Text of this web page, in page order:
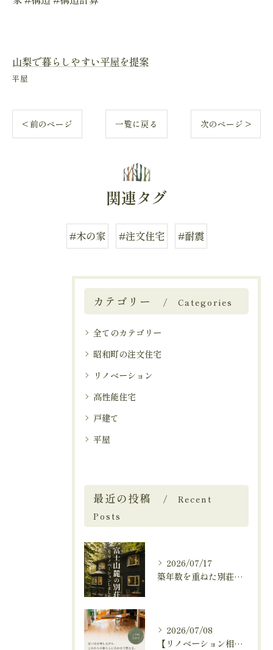
山梨で暮らしやすい平屋を提案
平屋
< 前のページ 一覧に戻る 次のページ >
関連タグ
#木の家 #注文住宅 #耐震
カテゴリー Categories
全てのカテゴリー
昭和町の注文住宅
リノベーション
高性能住宅
戸建て
平屋
最近の投稿
Recent
Posts
2026/07/17
築年数を重ねた別荘を、これからも快適に暮らせる住まいへ。
2026/07/08
【リノベーション相談会開催中🚩】